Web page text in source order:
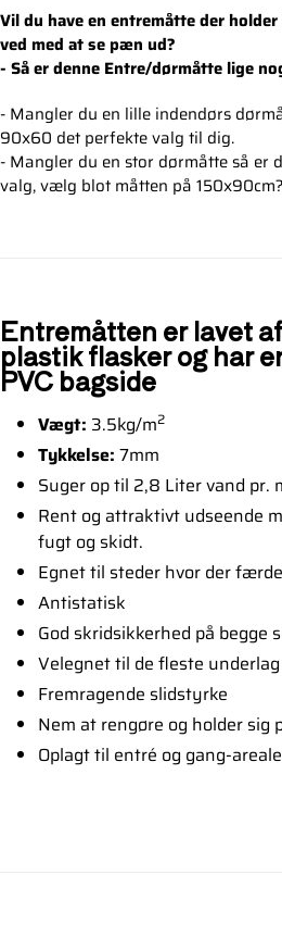
Vil du have en entremåtte der
ved med at se pæn ud?
- Så er denne Entre/dørmåtte lige
- Mangler du en lille indendørs
90x60 det perfekte valg til dig.
- Mangler du en stor dørmåtte så er
valg, vælg blot måtten på 150x90cm?
Entremåtten er lavet
plastik flasker og har
PVC bagside
Vægt: 3.5kg/m2
Tykkelse: 7mm
Suger op til 2,8 Liter vand pr.
Rent og attraktivt udseende
fugt og skidt.
Egnet til steder hvor der
Antistatisk
God skridsikkerhed på begge
Velegnet til de fleste underlag
Fremragende slidstyrke
Nem at rengøre og holder sig
Oplagt til entré og gang-